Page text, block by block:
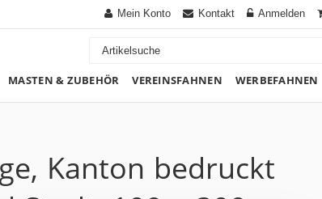
Mein Konto Kontakt Anmelden
MASTEN & ZUBEHÖR VEREINSFAHNEN WERBEFAHNEN
Kanton bedruckt